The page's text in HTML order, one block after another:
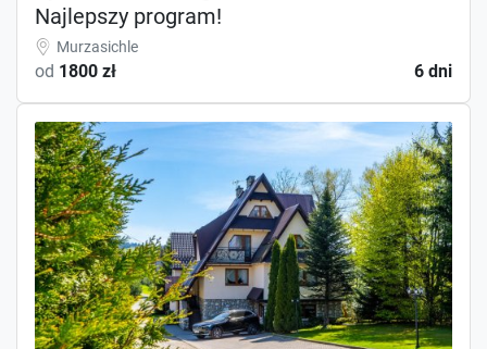
Najlepszy program!
Murzasichle
od 1800 zł 6 dni